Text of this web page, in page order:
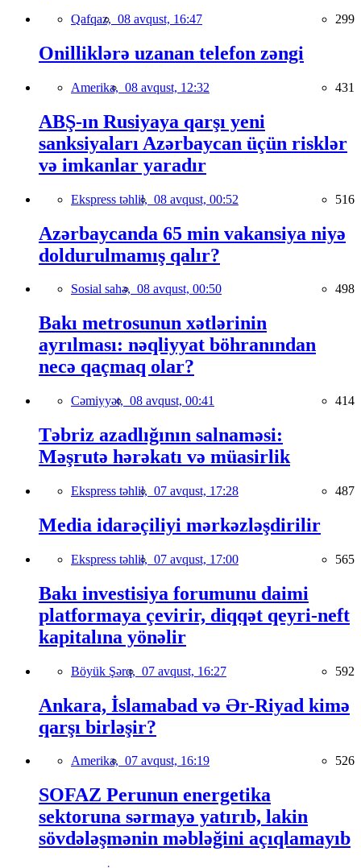
Qafqaz, 08 avqust, 16:47 299
Onilliklərə uzanan telefon zəngi
Amerika, 08 avqust, 12:32 431
ABŞ-ın Rusiyaya qarşı yeni
sanksiyaları Azərbaycan üçün risklər
və imkanlar yaradır
Ekspress təhlil, 08 avqust, 00:52 516
Azərbaycanda 65 min vakansiya niyə
doldurulmamış qalır?
Sosial sahə, 08 avqust, 00:50 498
Bakı metrosunun xətlərinin
ayrılması: nəqliyyat böhranından
necə qaçmaq olar?
Cəmiyyət, 08 avqust, 00:41 414
Təbriz azadlığının salnaməsi:
Məşrutə hərəkatı və müasirlik
Ekspress təhlil, 07 avqust, 17:28 487
Media idarəçiliyi mərkəzləşdirilir
Ekspress təhlil, 07 avqust, 17:00 565
Bakı investisiya forumunu daimi
platformaya çevirir, diqqət qeyri-neft
kapitalına yönəlir
Böyük Şərq, 07 avqust, 16:27 592
Ankara, İslamabad və Ər-Riyad kimə
qarşı birləşir?
Amerika, 07 avqust, 16:19 526
SOFAZ Perunun energetika
sektoruna sərmayə yatırıb, lakin
sövdələşmənin məbləğini açıqlamayıb